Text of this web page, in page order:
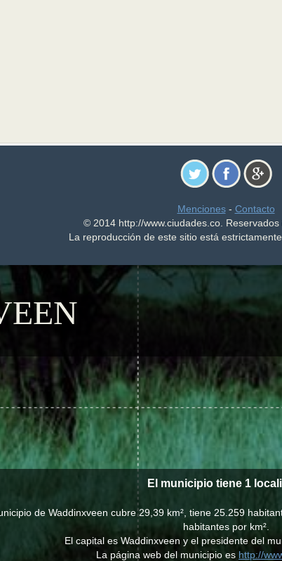
Menciones- Contacto
© 2014 http://www.ciudades.co. Reservados
La reproducción de este sitio está
El municipio tiene 1
de Waddinxveen cubre 29,39 km², tiene 25.259
habitantes por km².
El capital es Waddinxveen y el presidente del
La página web del municipio es http://